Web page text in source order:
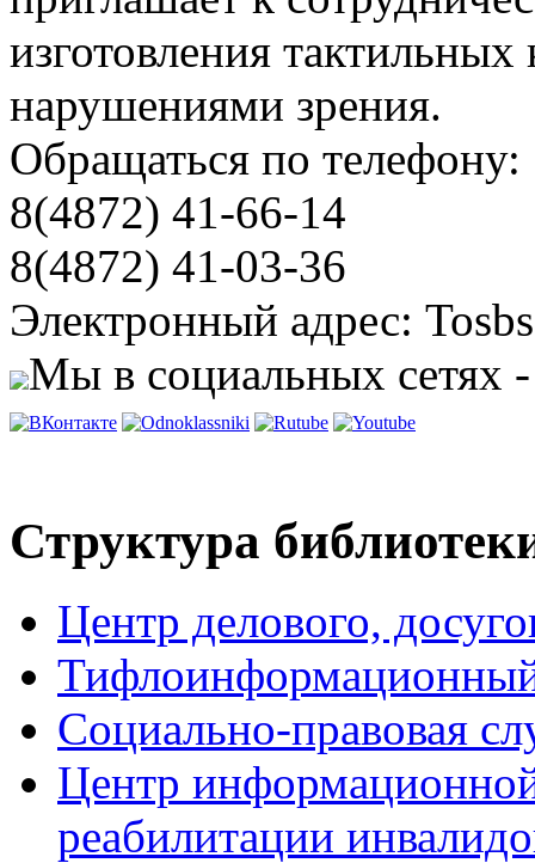
изготовления
нарушениями зрения.
Обращаться по телефону:
8(4872) 41-66-14
8(4872) 41-03-36
Электронный адрес:
Мы в социальных сетях
Структура
Центр делового,
Социально-правовая
Центр
реабилитации